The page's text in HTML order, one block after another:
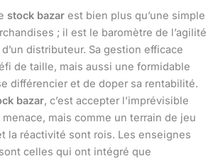
stock bazar est bien plus qu’une simple
; il est le baromètre de l’agilité
distributeur. Sa gestion efficace
de taille, mais aussi une formidable
différencier et de doper sa rentabilité.
bazar, c’est accepter l’imprévisible
mais comme un terrain de jeu
la réactivité sont rois. Les enseignes
celles qui ont intégré que